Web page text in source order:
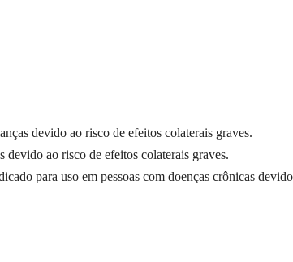
devido ao risco de efeitos colaterais graves.
ao risco de efeitos colaterais graves.
para uso em pessoas com doenças crônicas